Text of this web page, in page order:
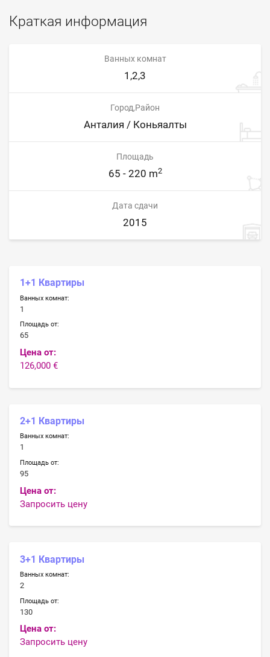
Краткая информация
Ванных комнат
1,2,3
Город,Район
Анталия / Коньяалты
Площадь
65 - 220 m2
Дата сдачи
2015
1+1 Квартиры
Ванных комнат:
1
Площадь от:
65
Цена от:
126,000 €
2+1 Квартиры
Ванных комнат:
1
Площадь от:
95
Цена от:
Запросить цену
3+1 Квартиры
Ванных комнат:
2
Площадь от:
130
Цена от:
Запросить цену